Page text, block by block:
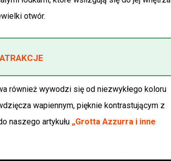
otwór.
również wywodzi się od niezwykłego koloru
wapiennym, pięknie kontrastującym z
naszego artykułu „Grotta Azzurra i inne